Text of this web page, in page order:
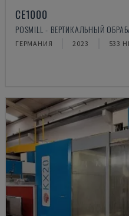
CE1000
POSMILL - ВЕРТИКАЛЬНЫЙ
ГЕРМАНИЯ 2023 533